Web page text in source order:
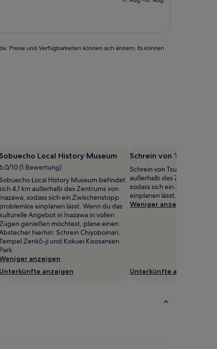
beträgt
Preise und Verfügbarkeiten können sich ändern. Es können
Local History Museum
10 (1 Bewertung)
Local History Museum befindet
4,1 km außerhalb des Zentrums von
Inazawa, sodass sich ein Zwischenstopp
problemlos einplanen lässt. Wenn du das
kulturelle Angebot in Inazawa in vollen
genießen möchtest, plane einen
hierhin: Schrein Chiyoboinari,
Zenkō-ji und Kokuei Kisosansen
Park.
anzeigen
Unterkünfte anzeigen
Schrein von Tsushima
Schrein von Tsushima
außerhalb des Zentrums
sodass sich ein
einplanen lässt.
Weniger anzeigen
Unterkünfte anzeigen